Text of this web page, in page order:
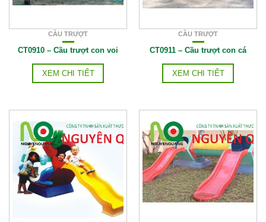
CẦU TRƯỢT
CT0910 – Cầu trượt con voi
XEM CHI TIẾT
CẦU TRƯỢT
CT0911 – Cầu trượt con cá
XEM CHI TIẾT